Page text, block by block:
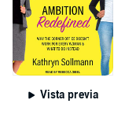
Vista previa